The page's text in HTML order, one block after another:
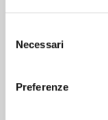
delNecessari
Preferenze